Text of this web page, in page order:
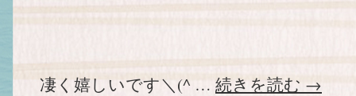
凄く嬉しいです＼(^ … 続きを読む →